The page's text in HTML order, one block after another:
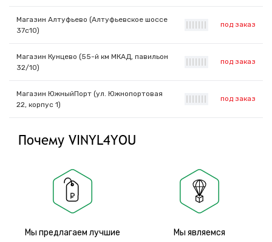
Магазин Алтуфьево (Алтуфьевское шоссе
37с10)
под заказ
Магазин Кунцево (55-й км МКАД, павильон
32/10)
под заказ
Магазин ЮжныйПорт (ул. Южнопортовая
22, корпус 1)
под заказ
Почему VINYL4YOU
Мы предлагаем лучшие
Мы являемся